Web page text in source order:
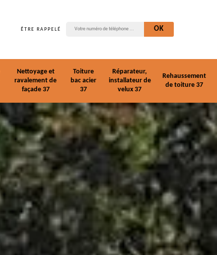
ÊTRE RAPPELÉ
Nettoyage et
ravalement de
façade 37
Toiture
bac acier
37
Réparateur,
installateur de
velux 37
Rehaussement
de toiture 37